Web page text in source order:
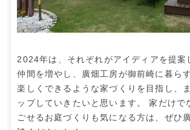
2024年は、それぞれがアイディアを提案
仲間を増やし、廣畑工房が御前崎に暮ら
楽しくできるような家づくりを目指し、
ップしていきたいと思います。 家だけで
ごせるお庭づくりも気になる方は、ぜひ